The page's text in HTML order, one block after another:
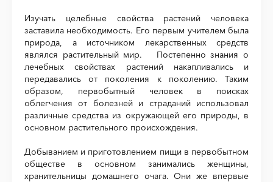
Изучать целебные свойства растений человека
заставила необходимость. Его первым учителем была
природа, а источником лекарственных средств
являлся растительный мир. Постепенно знания о
лечебных свойствах растений накапливались и
передавались от поколения к поколению. Таким
образом, первобытный человек в поисках
облегчения от болезней и страданий использовал
различные средства из окружающей его природы, в
основном растительного происхождения.
Добыванием и приготовлением пищи в первобытном
обществе в основном занимались женщины,
хранительницы домашнего очага. Они же впервые